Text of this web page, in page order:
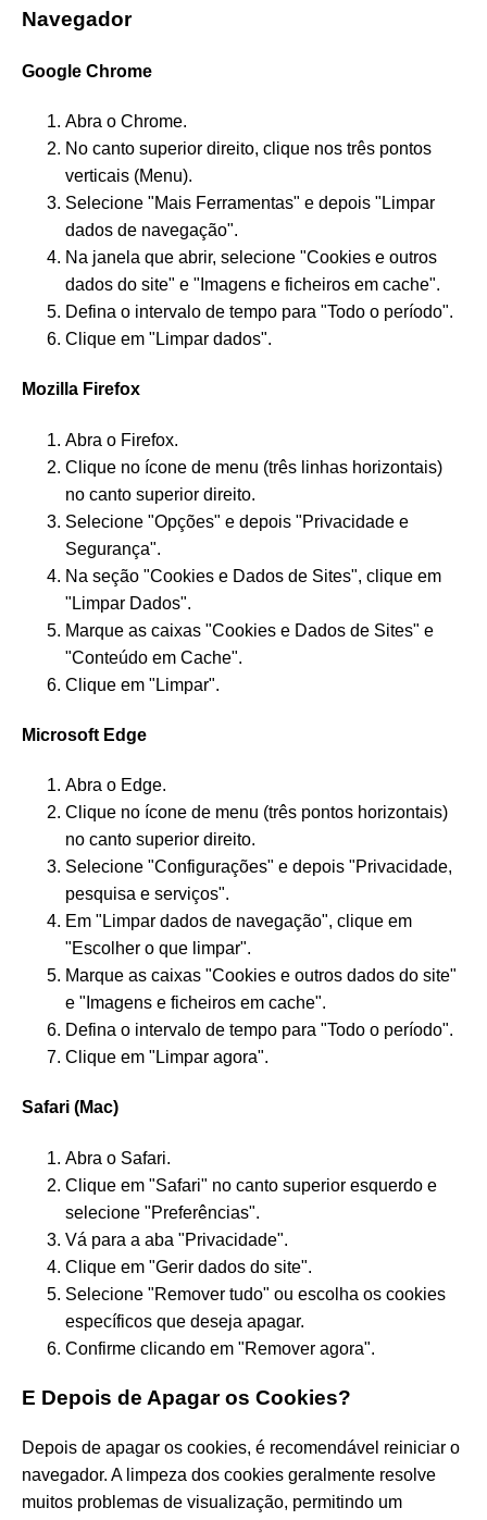
Navegador
Google Chrome
Abra o Chrome.
No canto superior direito, clique nos três pontos
verticais (Menu).
Selecione "Mais Ferramentas" e depois "Limpar
dados de navegação".
Na janela que abrir, selecione "Cookies e outros
dados do site" e "Imagens e ficheiros em cache".
Defina o intervalo de tempo para "Todo o período".
Clique em "Limpar dados".
Mozilla Firefox
Abra o Firefox.
Clique no ícone de menu (três linhas horizontais)
no canto superior direito.
Selecione "Opções" e depois "Privacidade e
Segurança".
Na seção "Cookies e Dados de Sites", clique em
"Limpar Dados".
Marque as caixas "Cookies e Dados de Sites" e
"Conteúdo em Cache".
Clique em "Limpar".
Microsoft Edge
Abra o Edge.
Clique no ícone de menu (três pontos horizontais)
no canto superior direito.
Selecione "Configurações" e depois "Privacidade,
pesquisa e serviços".
Em "Limpar dados de navegação", clique em
"Escolher o que limpar".
Marque as caixas "Cookies e outros dados do site"
e "Imagens e ficheiros em cache".
Defina o intervalo de tempo para "Todo o período".
Clique em "Limpar agora".
Safari (Mac)
Abra o Safari.
Clique em "Safari" no canto superior esquerdo e
selecione "Preferências".
Vá para a aba "Privacidade".
Clique em "Gerir dados do site".
Selecione "Remover tudo" ou escolha os cookies
específicos que deseja apagar.
Confirme clicando em "Remover agora".
E Depois de Apagar os Cookies?
Depois de apagar os cookies, é recomendável reiniciar o
navegador. A limpeza dos cookies geralmente resolve
muitos problemas de visualização, permitindo um